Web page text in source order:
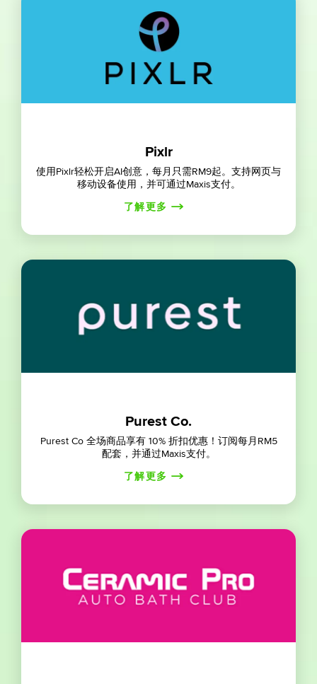
Pixlr
使用Pixlr轻松开启AI创意，每月只需RM9起。支持网页与
移动设备使用，并可通过Maxis支付。
了解更多
Purest Co.
Purest Co 全场商品享有 10% 折扣优惠！订阅每月RM5
配套，并通过Maxis支付。
了解更多